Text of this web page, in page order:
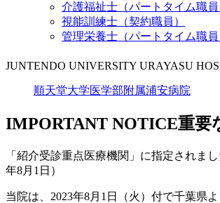
介護福祉士（パートタイム職員
視能訓練士（契約職員）
管理栄養士（パートタイム職員
JUNTENDO UNIVERSITY URAYASU
順天堂大学医学部附属浦安病院
IMPORTANT NOTICE重要
「紹介受診重点医療機関」に指定されま
年8月1日）
当院は、2023年8月1日（火）付で千葉県